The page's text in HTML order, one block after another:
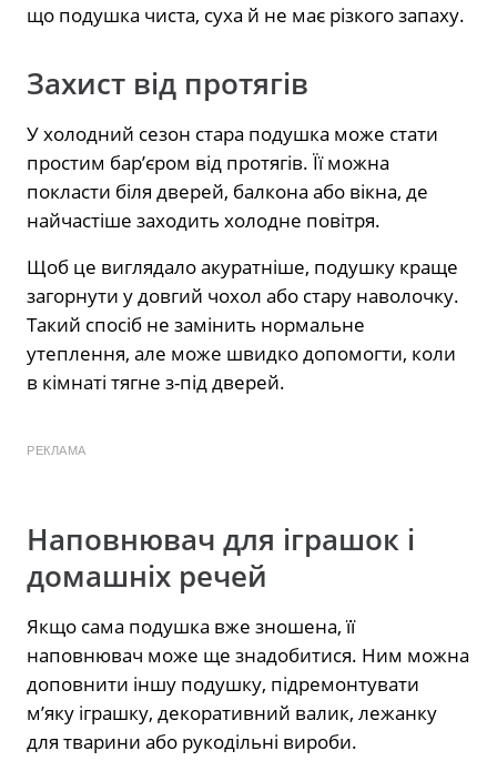
що подушка чиста, суха й не має різкого запаху.
Захист від протягів
У холодний сезон стара подушка може стати
простим бар’єром від протягів. Її можна
покласти біля дверей, балкона або вікна, де
найчастіше заходить холодне повітря.
Щоб це виглядало акуратніше, подушку краще
загорнути у довгий чохол або стару наволочку.
Такий спосіб не замінить нормальне
утеплення, але може швидко допомогти, коли
в кімнаті тягне з-під дверей.
РЕКЛАМА
Наповнювач для іграшок і
домашніх речей
Якщо сама подушка вже зношена, її
наповнювач може ще знадобитися. Ним можна
доповнити іншу подушку, підремонтувати
м’яку іграшку, декоративний валик, лежанку
для тварини або рукодільні вироби.